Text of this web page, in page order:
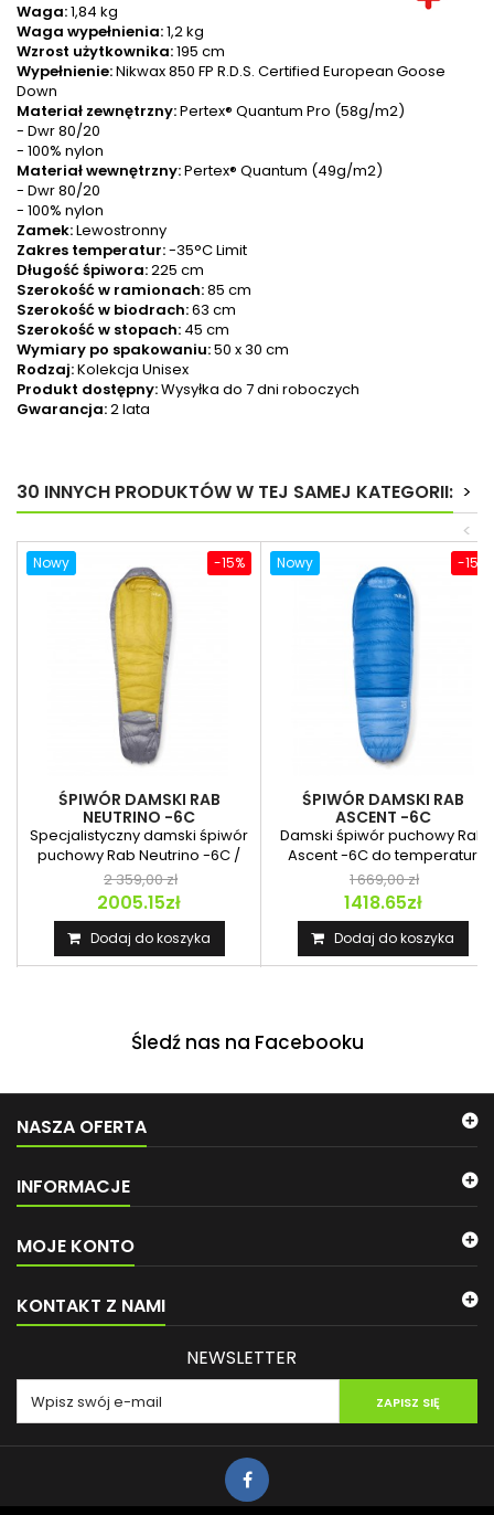
Waga:1,84 kg
Waga wypełnienia:1,2 kg
Wzrost użytkownika:195 cm
Wypełnienie:Nikwax 850 FP R.D.S. Certified European Goose
Down
Materiał zewnętrzny:Pertex® Quantum Pro (58g/m2)
- Dwr 80/20
- 100% nylon
Materiał wewnętrzny:Pertex® Quantum (49g/m2)
- Dwr 80/20
- 100% nylon
Zamek:Lewostronny
Zakres temperatur:-35°C Limit
Długość śpiwora:225 cm
Szerokość w ramionach:85 cm
Szerokość w biodrach:63 cm
Szerokość w stopach: 45 cm
Wymiary po spakowaniu:50 x 30 cm
Rodzaj:Kolekcja Unisex
Produkt dostępny:Wysyłka do 7 dni roboczych
Gwarancja:2 lata
30 INNYCH PRODUKTÓW W TEJ SAMEJ KATEGORII: >
<
Nowy
ŚPIWÓR DAMSKI RAB
NEUTRINO -6C
Specjalistyczny damski śpiwór
puchowy Rab Neutrino -6C /
20F Wmns z...
2 359,00 zł
2005.15zł
-15%
Dodaj do koszyka
Nowy
ŚPIWÓR DAMSKI RAB
ASCENT -6C
Damski śpiwór puchowy Rab
Ascent -6C do temperatur
minusowych idealny na...
1 669,00 zł
1418.65zł
-15%
Dodaj do koszyka
Śledź nas na Facebooku
NASZA OFERTA
INFORMACJE
MOJE KONTO
KONTAKT Z NAMI
NEWSLETTER
ZAPISZ SIĘ